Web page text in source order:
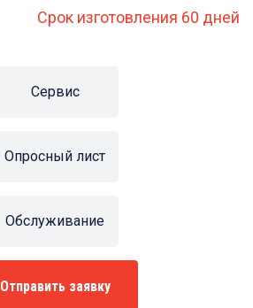
Срок изготовления 60 дней
Сервис
Опросный лист
Обслуживание
Отправить заявку